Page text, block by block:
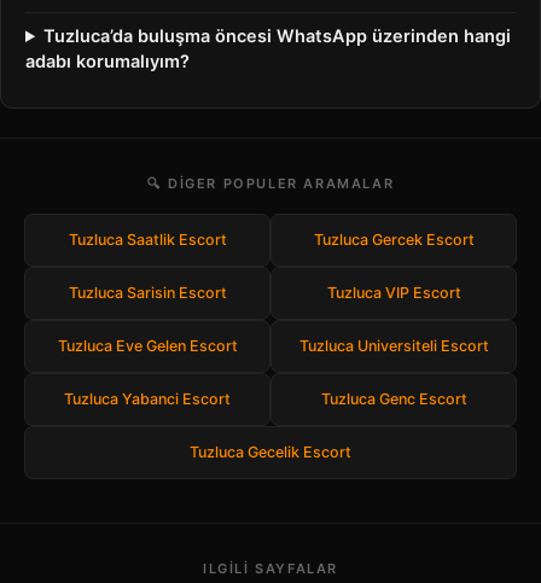
Tuzluca’da buluşma öncesi WhatsApp üzerinden hangi
adabı korumalıyım?
🔍 DIGER POPULER ARAMALAR
Tuzluca Saatlik Escort Tuzluca Gercek Escort
Tuzluca Sarisin Escort Tuzluca VIP Escort
Tuzluca Eve Gelen Escort Tuzluca Universiteli Escort
Tuzluca Yabanci Escort Tuzluca Genc Escort
Tuzluca Gecelik Escort
ILGILI SAYFALAR